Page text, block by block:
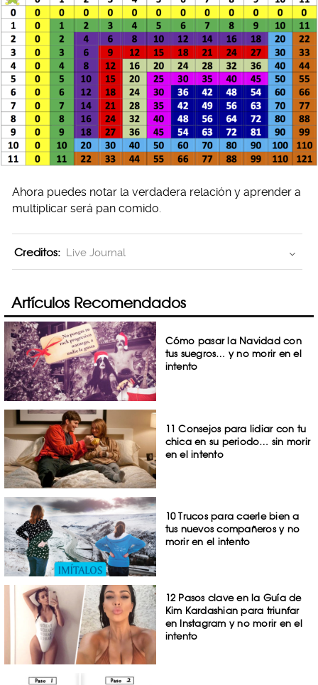
Ahora puedes notar la verdadera relación y aprender a
multiplicar será pan comido.
Creditos: Live Journal
Artículos Recomendados
Cómo pasar la Navidad con
tus suegros… y no morir en el
intento
11 Consejos para lidiar con tu
chica en su periodo… sin morir
en el intento
10 Trucos para caerle bien a
tus nuevos compañeros y no
morir en el intento
12 Pasos clave en la Guía de
Kim Kardashian para triunfar
en Instagram y no morir en el
intento